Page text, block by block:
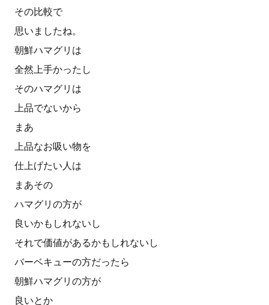
その比較で
思いましたね。
朝鮮ハマグリは
全然上手かったし
そのハマグリは
上品でないから
まあ
上品なお吸い物を
仕上げたい人は
まあその
ハマグリの方が
良いかもしれないし
それで価値があるかもしれないし
バーベキューの方だったら
朝鮮ハマグリの方が
良いとか